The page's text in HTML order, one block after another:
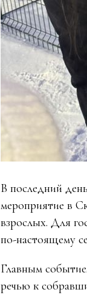
В последний
мероприятие в
взрослых. Для
по-настоящему
Главным
речью к